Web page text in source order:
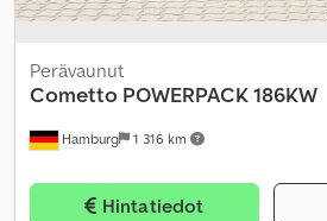
Hamburg 1 316 km
Perävaunut
Cometto POWERPACK 186KW
Hintatiedot